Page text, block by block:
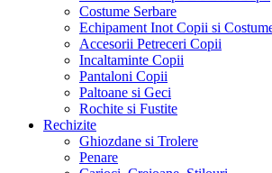
Costume Serbare
Echipament Inot Copii si
Accesorii Petreceri Copii
Incaltaminte Copii
Pantaloni Copii
Paltoane si Geci
Rochite si Fustite
Rechizite
Ghiozdane si Trolere
Penare